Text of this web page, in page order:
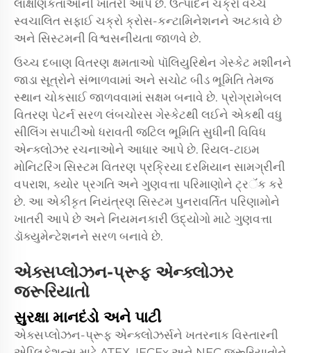
લાક્ષણિકતાઓની ખાતરી આપે છે. ઉત્પાદન ચક્રો વચ્ચે
સ્વચાલિત સફાઈ ચક્રો ક્રોસ-કન્ટામિનેશનને અટકાવે છે
અને સિસ્ટમની વિશ્વસનીયતા જાળવે છે.
ઉચ્ચ દબાણ વિતરણ ક્ષમતાઓ પૉલિયુરિથેન ગેસ્કેટ મશીનને
જાડા સૂત્રોને સંભાળવામાં અને સચોટ બીડ ભૂમિતિ તેમજ
સ્થાન ચોકસાઈ જાળવવામાં સક્ષમ બનાવે છે. પ્રોગ્રામેબલ
વિતરણ પેટર્ન સરળ લંબચોરસ ગેસ્કેટથી લઈને એકથી વધુ
સીલિંગ સપાટીઓ ધરાવતી જટિલ ભૂમિતિ સુધીની વિવિધ
એન્ક્લોઝર રચનાઓને આધાર આપે છે. રિયલ-ટાઇમ
મોનિટરિંગ સિસ્ટમ વિતરણ પ્રક્રિયા દરમિયાન સામગ્રીની
વપરાશ, ક્યોર પ્રગતિ અને ગુણવત્તા પરિમાણોને ટ્ર‍ॅક કરે
છે. આ એકીકૃત નિયંત્રણ સિસ્ટમ પુનરાવર્તિત પરિણામોને
ખાતરી આપે છે અને નિયમનકારી ઉદ્યોગો માટે ગુણવત્તા
ડૉક્યુમેન્ટેશનને સરળ બનાવે છે.
એક્સપ્લોઝન-પ્રૂફ એન્ક્લોઝર
જરૂરિયાતો
સુરક્ષા માનદંડો અને પાટી
એક્સપ્લોઝન-પ્રૂફ એન્ક્લોઝર્સને ખતરનાક વિસ્તારની